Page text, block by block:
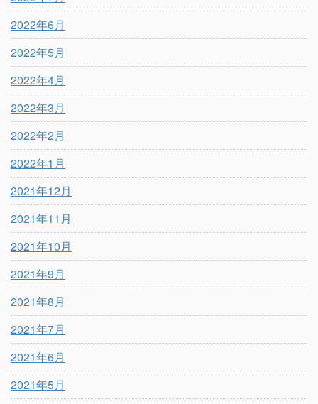
2022年6月
2022年5月
2022年4月
2022年3月
2022年2月
2022年1月
2021年12月
2021年11月
2021年10月
2021年9月
2021年8月
2021年7月
2021年6月
2021年5月